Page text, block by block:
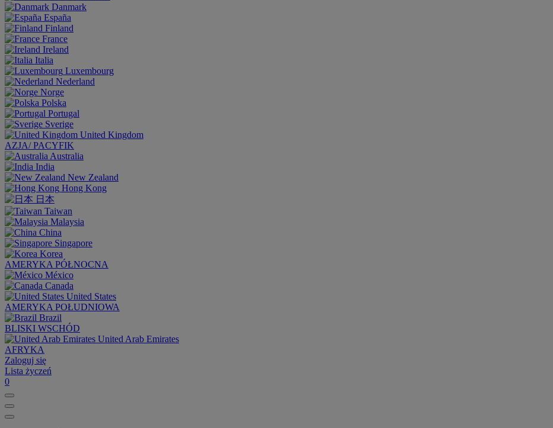
Danmark
España
Finland
France
Ireland
Italia
Luxembourg
Nederland
Norge
Polska
Portugal
Sverige
United Kingdom
AZJA/ PACYFIK
Australia
India
New Zealand
Hong Kong
日本
Taiwan
Malaysia
China
Singapore
Korea
AMERYKA PÓŁNOCNA
México
Canada
United States
AMERYKA POŁUDNIOWA
Brazil
BLISKI WSCHÓD
United Arab Emirates
AFRYKA
Zaloguj się
Lista życzeń
0